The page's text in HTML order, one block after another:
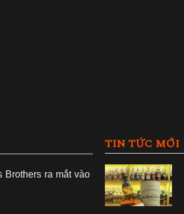
ra mắt vào
TIN TỨC MỚI